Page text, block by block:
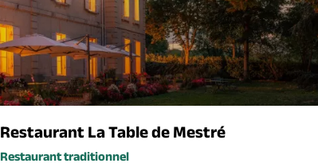
Restaurant La Table de Mestré
Restaurant traditionnel